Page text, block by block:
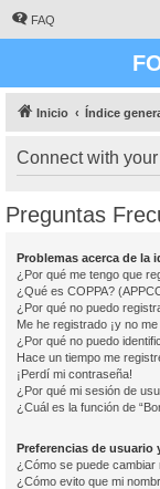
FAQ
Inicio Índice
Connect with
Preguntas
Problemas acerca de la
¿Por qué me tengo que
¿Qué es COPPA?
¿Por qué no puedo
Me he registrado ¡y no
¿Por qué no puedo
Hace un tiempo me
¡Perdí mi contraseña!
¿Por qué mi sesión de
¿Cuál es la función de
Preferencias de usuario
¿Cómo se puede cambiar
¿Cómo evito que mi